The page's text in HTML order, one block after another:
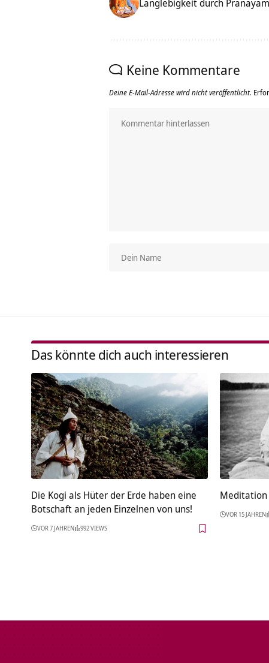
Langlebigkeit durch
Keine Kommentare
Deine E-Mail-Adresse wird nicht veröffentlicht.
Das könnte dich auch interessieren
Die Kogi als Hüter der Erde haben eine
Botschaft an jeden Einzelnen von uns!
VOR 7 JAHREN 992 VIEWS
Meditation
VOR 15 JAHREN